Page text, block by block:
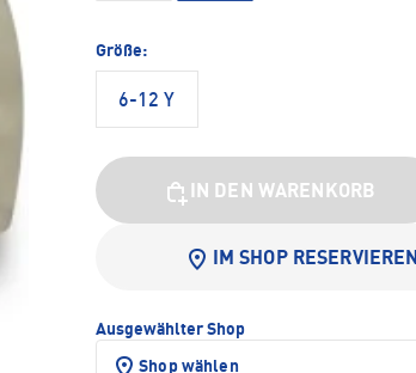
Größe:
6-12 Y
IN DEN WARENKORB
IM SHOP RESERVIEREN
Ausgewählter Shop
Shop wählen